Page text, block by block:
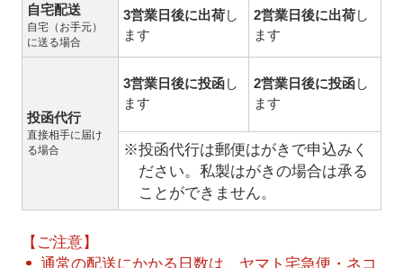
自宅配送
自宅（お手元）
に送る場合
3営業日後に出荷し
ます
2営業日後に出荷し
ます
投函代行
直接相手に届け
る場合
3営業日後に投函し
ます
2営業日後に投函し
ます
※投函代行は郵便はがきで申込みく
ださい。私製はがきの場合は承る
ことができません。
【ご注意】
通常の配送にかかる日数は、ヤマト宅急便・ネコ